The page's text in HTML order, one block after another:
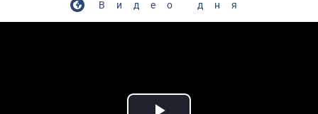
Видео дня